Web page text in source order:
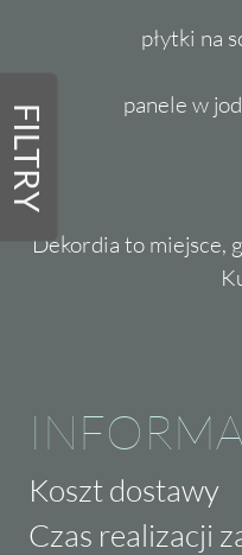
FILTRY
płytki na
panele w
Dekordia to miejsce,
Koszt dostawy
Czas realizacji